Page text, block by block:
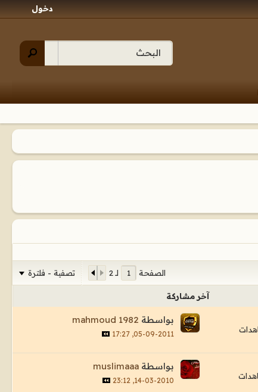
دخول
الصفحة لـ2 تصفية - فلترة
آخر مشاركة
بواسطة mahmoud 1982
05-09-2011, 17:27
بواسطةmuslimaaa
14-03-2010, 23:12